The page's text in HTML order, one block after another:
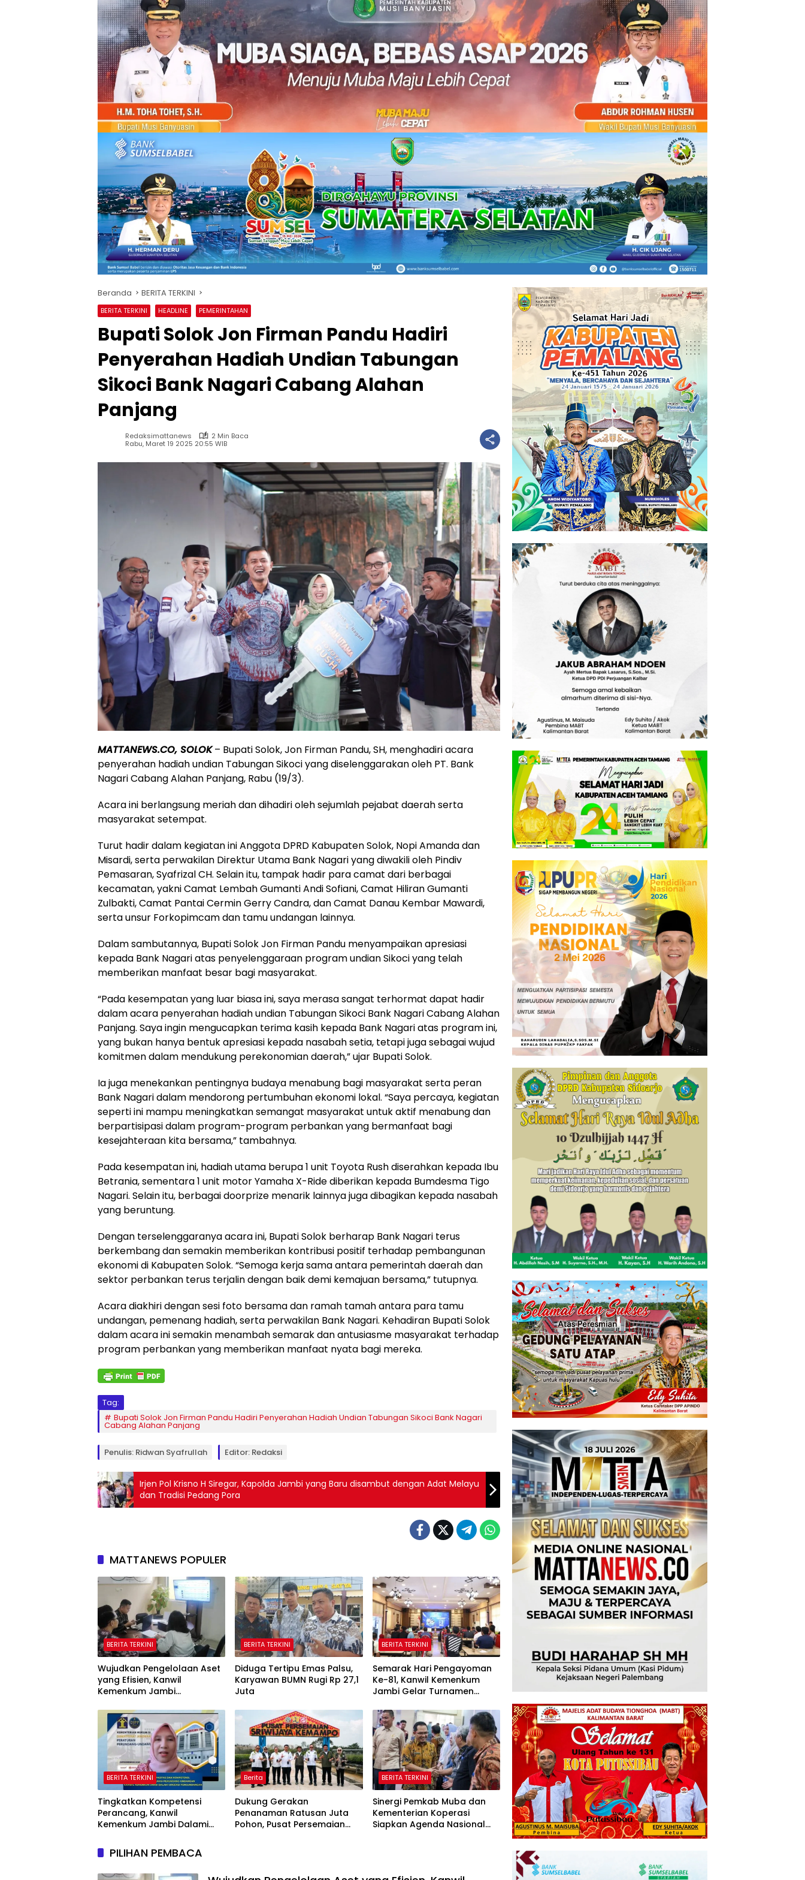
Beranda BERITA TERKINI
BERITA TERKINI HEADLINE PEMERINTAHAN
Bupati Solok Jon Firman Pandu Hadiri
Penyerahan Hadiah Undian Tabungan
Sikoci Bank Nagari Cabang Alahan
Panjang
Redaksimattanews
2 Min Baca
Rabu, Maret 19 2025 20:55 WIB
MATTANEWS.CO, SOLOK– Bupati Solok, Jon Firman Pandu, SH, menghadiri acara
penyerahan hadiah undian Tabungan Sikoci yang diselenggarakan oleh PT. Bank
Nagari Cabang Alahan Panjang, Rabu (19/3).
Acara ini berlangsung meriah dan dihadiri oleh sejumlah pejabat daerah serta
masyarakat setempat.
Turut hadir dalam kegiatan ini Anggota DPRD Kabupaten Solok, Nopi Amanda dan
Misardi, serta perwakilan Direktur Utama Bank Nagari yang diwakili oleh Pindiv
Pemasaran, Syafrizal CH. Selain itu, tampak hadir para camat dari berbagai
kecamatan, yakni Camat Lembah Gumanti Andi Sofiani, Camat Hiliran Gumanti
Zulbakti, Camat Pantai Cermin Gerry Candra, dan Camat Danau Kembar Mawardi,
serta unsur Forkopimcam dan tamu undangan lainnya.
Dalam sambutannya, Bupati Solok Jon Firman Pandu menyampaikan apresiasi
kepada Bank Nagari atas penyelenggaraan program undian Sikoci yang telah
memberikan manfaat besar bagi masyarakat.
“Pada kesempatan yang luar biasa ini, saya merasa sangat terhormat dapat hadir
dalam acara penyerahan hadiah undian Tabungan Sikoci Bank Nagari Cabang Alahan
Panjang. Saya ingin mengucapkan terima kasih kepada Bank Nagari atas program ini,
yang bukan hanya bentuk apresiasi kepada nasabah setia, tetapi juga sebagai wujud
komitmen dalam mendukung perekonomian daerah,” ujar Bupati Solok.
Ia juga menekankan pentingnya budaya menabung bagi masyarakat serta peran
Bank Nagari dalam mendorong pertumbuhan ekonomi lokal. “Saya percaya, kegiatan
seperti ini mampu meningkatkan semangat masyarakat untuk aktif menabung dan
berpartisipasi dalam program-program perbankan yang bermanfaat bagi
kesejahteraan kita bersama,” tambahnya.
Pada kesempatan ini, hadiah utama berupa 1 unit Toyota Rush diserahkan kepada Ibu
Betrania, sementara 1 unit motor Yamaha X-Ride diberikan kepada Bumdesma Tigo
Nagari. Selain itu, berbagai doorprize menarik lainnya juga dibagikan kepada nasabah
yang beruntung.
Dengan terselenggaranya acara ini, Bupati Solok berharap Bank Nagari terus
berkembang dan semakin memberikan kontribusi positif terhadap pembangunan
ekonomi di Kabupaten Solok. “Semoga kerja sama antara pemerintah daerah dan
sektor perbankan terus terjalin dengan baik demi kemajuan bersama,” tutupnya.
Acara diakhiri dengan sesi foto bersama dan ramah tamah antara para tamu
undangan, pemenang hadiah, serta perwakilan Bank Nagari. Kehadiran Bupati Solok
dalam acara ini semakin menambah semarak dan antusiasme masyarakat terhadap
program perbankan yang memberikan manfaat nyata bagi mereka.
Tag:
Bupati Solok Jon Firman Pandu Hadiri Penyerahan Hadiah Undian Tabungan Sikoci Bank Nagari
Cabang Alahan Panjang
Penulis: Ridwan Syafrullah Editor: Redaksi
Irjen Pol Krisno H Siregar, Kapolda Jambi yang Baru disambut dengan Adat Melayu
dan Tradisi Pedang Pora
MATTANEWS POPULER
BERITA TERKINI
Wujudkan Pengelolaan Aset
yang Efisien, Kanwil
Kemenkum Jambi
Secara Transparan
BERITA TERKINI
Diduga Tertipu Emas Palsu,
Karyawan BUMN Rugi Rp 27,1
Juta
BERITA TERKINI
Semarak Hari Pengayoman
Ke-81, Kanwil Kemenkum
Jambi Gelar Turnamen
BERITA TERKINI
Tingkatkan Kompetensi
Perancang, Kanwil
Kemenkum Jambi Dalami
Peraturan Perundang-
undangan
Berita
Dukung Gerakan
Penanaman Ratusan Juta
Pohon, Pusat Persemaian
BERITA TERKINI
Sinergi Pemkab Muba dan
Kementerian Koperasi
Siapkan Agenda Nasional
PILIHAN PEMBACA